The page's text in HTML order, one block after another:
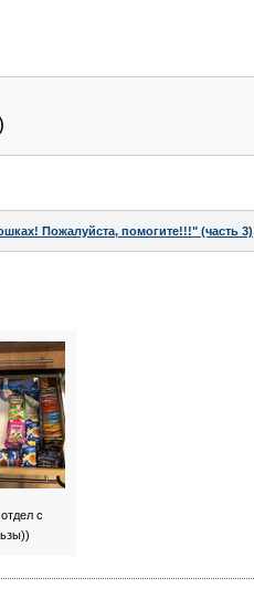
Пожалуйста, помогите!!!" (часть 3)
с